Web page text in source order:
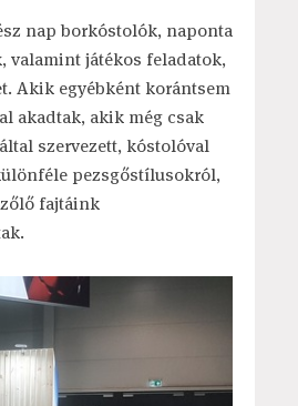
nap borkóstolók, naponta
valamint játékos feladatok,
Akik egyébként korántsem
akadtak, akik még csak
szervezett, kóstolóval
pezsgőstílusokról,
fajtáink